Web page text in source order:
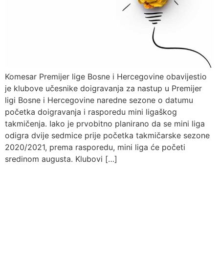
Komesar Premijer lige Bosne i Hercegovine obavijestio
je klubove učesnike doigravanja za nastup u Premijer
ligi Bosne i Hercegovine naredne sezone o datumu
početka doigravanja i rasporedu mini ligaškog
takmičenja. Iako je prvobitno planirano da se mini liga
odigra dvije sedmice prije početka takmičarske sezone
2020/2021, prema rasporedu, mini liga će početi
sredinom augusta. Klubovi […]